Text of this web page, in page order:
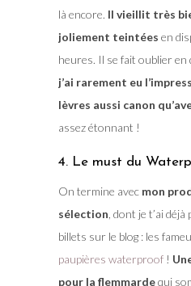
là encore. Il vieillit très
joliement teintées en
heures. Il se fait oublier en
j’ai rarement eu
lèvres aussi canon
assez étonnant !
4. Le must du
On termine avec mon
sélection, dont je t’ai
billets sur le blog : les
paupières waterproof!
pour la flemmardequi